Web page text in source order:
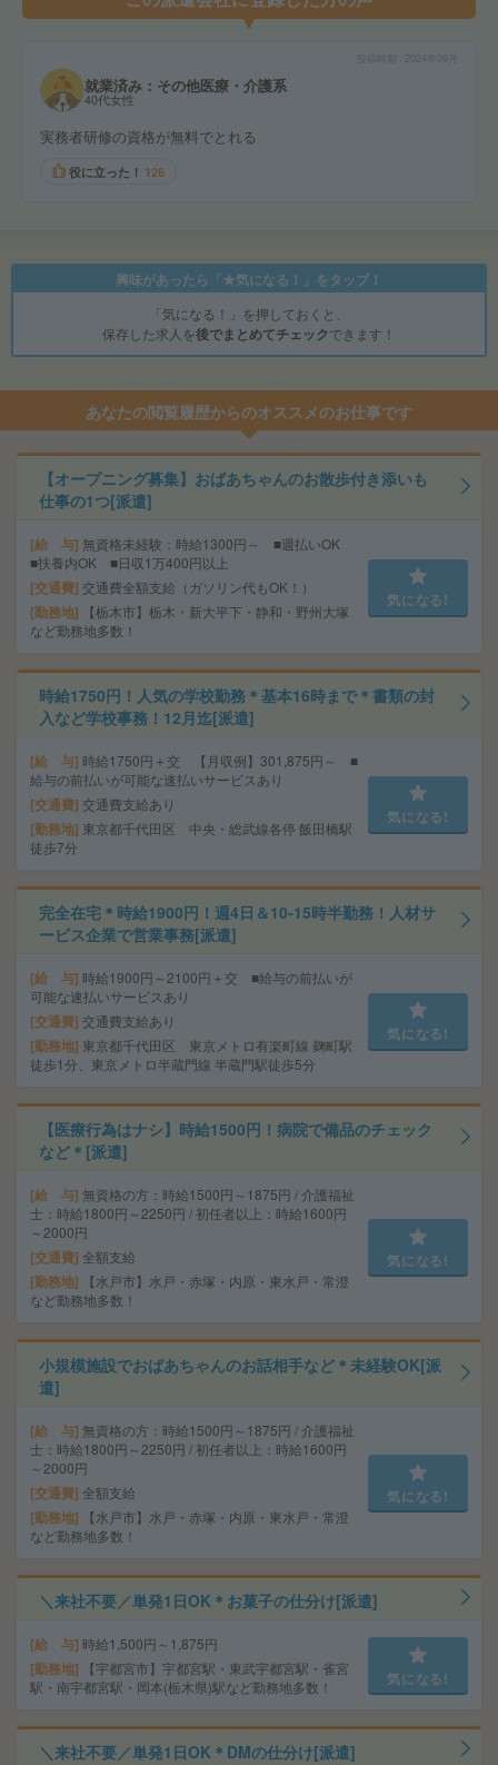
2024年09月
就業済み：その他医療・介護系
40代女性
実務者研修の資格が無料でとれる
役に立った！ 126
興味があったら「★気になる！」をタップ！
「気になる！」を押しておくと、
保存した求人を後でまとめてチェックできます！
あなたの閲覧履歴からのオススメのお仕事です
【オープニング募集】おばあちゃんのお散歩付き添いも
仕事の1つ[派遣]
給 与 無資格未経験：時給1300円～ ■週払いOK
■扶養内OK ■日収1万400円以上
交通費 交通費全額支給（ガソリン代もOK！）
勤務地
【栃木市】栃木・新大平下・静和・野州大塚
など勤務地多数！
気になる!
時給1750円！人気の学校勤務＊基本16時まで＊書類の封
入など学校事務！12月迄[派遣]
給 与 時給1750円＋交 【月収例】301,875円～ ■
給与の前払いが可能な速払いサービスあり
交通費 交通費支給あり
勤務地 東京都千代田区 中央・総武線各停 飯田橋駅
徒歩7分
気になる!
完全在宅＊時給1900円！週4日＆10-15時半勤務！人材サ
ービス企業で営業事務[派遣]
給 与 時給1900円～2100円＋交 ■給与の前払いが
可能な速払いサービスあり
交通費 交通費支給あり
勤務地 東京都千代田区 東京メトロ有楽町線 麹町駅
徒歩1分、東京メトロ半蔵門線 半蔵門駅徒歩5分
気になる!
【医療行為はナシ】時給1500円！病院で備品のチェック
など＊[派遣]
給 与 無資格の方：時給1500円～1875円 / 介護福祉
士：時給1800円～2250円 / 初任者以上：時給1600円
～2000円
交通費 全額支給
勤務地
【水戸市】水戸・赤塚・内原・東水戸・常澄
など勤務地多数！
気になる!
小規模施設でおばあちゃんのお話相手など＊未経験OK[派
遣]
給 与 無資格の方：時給1500円～1875円 / 介護福祉
士：時給1800円～2250円 / 初任者以上：時給1600円
～2000円
交通費 全額支給
勤務地
【水戸市】水戸・赤塚・内原・東水戸・常澄
など勤務地多数！
気になる!
＼来社不要／単発1日OK＊お菓子の仕分け[派遣]
給 与 時給1,500円～1,875円
勤務地
【宇都宮市】宇都宮駅・東武宇都宮駅・雀宮
駅・南宇都宮駅・岡本(栃木県)駅など勤務地多数！
気になる!
＼来社不要／単発1日OK＊DMの仕分け[派遣]